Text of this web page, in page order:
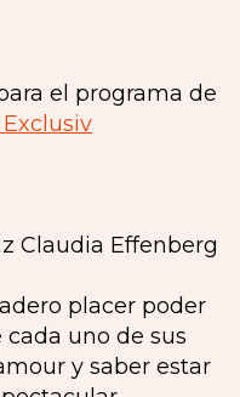
el programa de
Exclusiv
Claudia Effenberg
placer poder
uno de sus
y saber estar